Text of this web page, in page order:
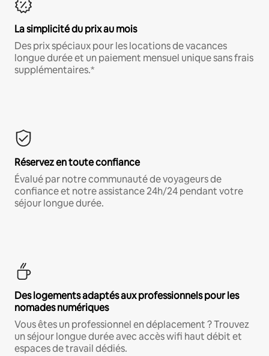
La simplicité du prix au mois
Des prix spéciaux pour les locations de vacances
longue durée et un paiement mensuel unique sans frais
supplémentaires.*
Réservez en toute confiance
Évalué par notre communauté de voyageurs de
confiance et notre assistance 24h/24 pendant votre
séjour longue durée.
Des logements adaptés aux professionnels pour les
nomades numériques
Vous êtes un professionnel en déplacement ? Trouvez
un séjour longue durée avec accès wifi haut débit et
espaces de travail dédiés.